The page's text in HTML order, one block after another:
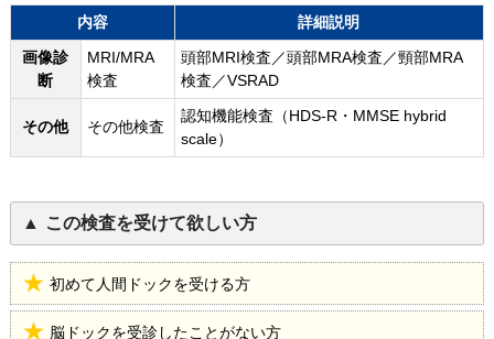
内容
詳細説明
画像診
断
MRI/MRA
検査
頭部MRI検査／頭部MRA検査／頸部MRA
検査／VSRAD
その他 その他検査
認知機能検査（HDS-R・MMSE hybrid
scale）
この検査を受けて欲しい方
初めて人間ドックを受ける方
脳ドックを受診したことがない方